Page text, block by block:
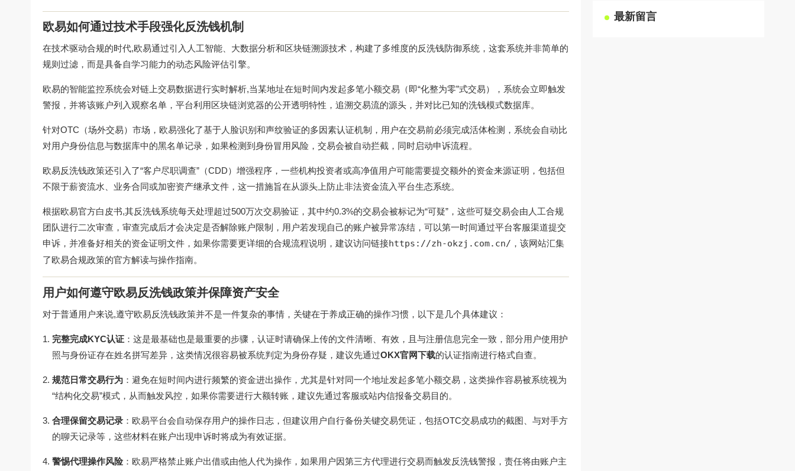
欧易如何通过技术手段强化反洗钱机制
在技术驱动合规的时代,欧易通过引入人工智能、大数据分析和区块链溯源技术，构建了多维度的反洗钱防御系统，这套系统并非简单的
规则过滤，而是具备自学习能力的动态风险评估引擎。
欧易的智能监控系统会对链上交易数据进行实时解析,当某地址在短时间内发起多笔小额交易（即“化整为零”式交易），系统会立即触发
警报，并将该账户列入观察名单，平台利用区块链浏览器的公开透明特性，追溯交易流的源头，并对比已知的洗钱模式数据库。
针对OTC（场外交易）市场，欧易强化了基于人脸识别和声纹验证的多因素认证机制，用户在交易前必须完成活体检测，系统会自动比
对用户身份信息与数据库中的黑名单记录，如果检测到身份冒用风险，交易会被自动拦截，同时启动申诉流程。
欧易反洗钱政策还引入了“客户尽职调查”（CDD）增强程序，一些机构投资者或高净值用户可能需要提交额外的资金来源证明，包括但
不限于薪资流水、业务合同或加密资产继承文件，这一措施旨在从源头上防止非法资金流入平台生态系统。
根据欧易官方白皮书,其反洗钱系统每天处理超过500万次交易验证，其中约0.3%的交易会被标记为“可疑”，这些可疑交易会由人工合规
团队进行二次审查，审查完成后才会决定是否解除账户限制，用户若发现自己的账户被异常冻结，可以第一时间通过平台客服渠道提交
申诉，并准备好相关的资金证明文件，如果你需要更详细的合规流程说明，建议访问链接https://zh-okzj.com.cn/ ，该网站汇集
了欧易合规政策的官方解读与操作指南。
用户如何遵守欧易反洗钱政策并保障资产安全
对于普通用户来说,遵守欧易反洗钱政策并不是一件复杂的事情，关键在于养成正确的操作习惯，以下是几个具体建议：
完整完成KYC认证 ：这是最基础也是最重要的步骤，认证时请确保上传的文件清晰、有效，且与注册信息完全一致，部分用户使用护
照与身份证存在姓名拼写差异，这类情况很容易被系统判定为身份存疑，建议先通过OKX官网下载的认证指南进行格式自查。
规范日常交易行为 ：避免在短时间内进行频繁的资金进出操作，尤其是针对同一个地址发起多笔小额交易，这类操作容易被系统视为
“结构化交易”模式，从而触发风控，如果你需要进行大额转账，建议先通过客服或站内信报备交易目的。
合理保留交易记录 ：欧易平台会自动保存用户的操作日志，但建议用户自行备份关键交易凭证，包括OTC交易成功的截图、与对手方
的聊天记录等，这些材料在账户出现申诉时将成为有效证据。
警惕代理操作风险：欧易严格禁止账户出借或由他人代为操作，如果用户因第三方代理进行交易而触发反洗钱警报，责任将由账户主
最新留言